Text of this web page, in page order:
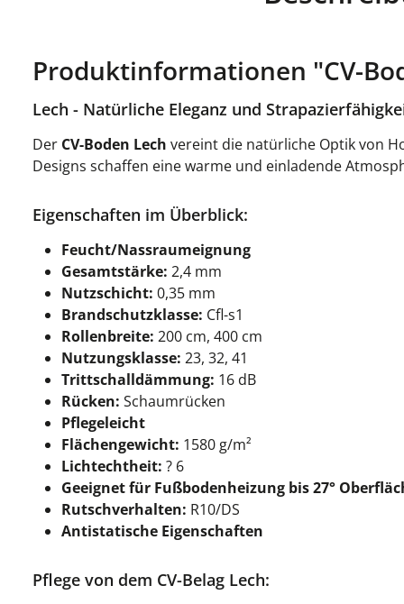
Produktinformationen "CV-
Lech - Natürliche Eleganz und
Der CV-Boden Lech vereint die natürliche Optik von
Designs schaffen eine warme und einladende
Eigenschaften im Überblick:
Feucht/Nassraumeignung
Gesamtstärke: 2,4 mm
Nutzschicht: 0,35 mm
Brandschutzklasse: Cfl-s1
Rollenbreite: 200 cm, 400 cm
Nutzungsklasse: 23, 32, 41
Trittschalldämmung: 16 dB
Rücken: Schaumrücken
Pflegeleicht
Flächengewicht: 1580 g/m²
Lichtechtheit: ? 6
Geeignet für Fußbodenheizung bis 27°
Rutschverhalten: R10/DS
Antistatische Eigenschaften
Pflege von dem CV-Belag Lech: